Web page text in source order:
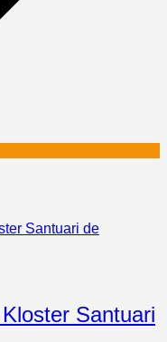
Santuari